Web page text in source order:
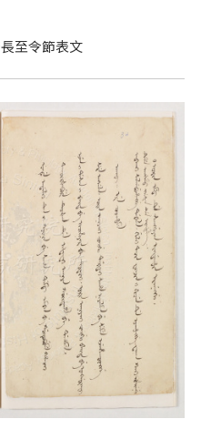
至令節表文